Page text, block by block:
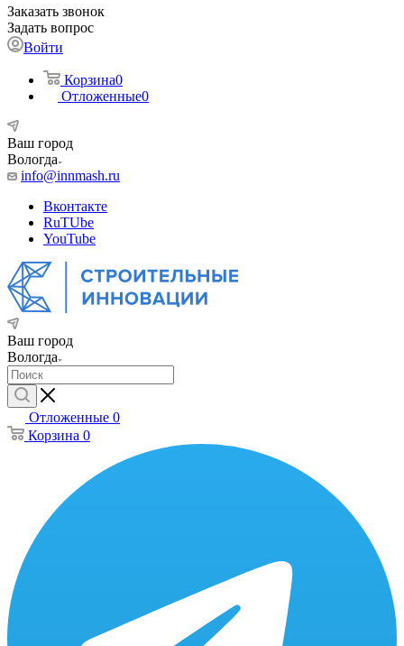
Заказать звонок
Задать вопрос
Войти
Корзина0
Отложенные0
Ваш город
Вологда
info@innmash.ru
Вконтакте
RuTUbe
YouTube
Ваш город
Вологда
Отложенные 0
Корзина 0